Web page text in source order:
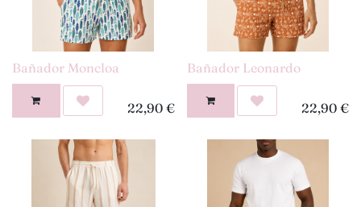
Bañador Moncloa
22,90€
Bañador Leonardo
22,90 €